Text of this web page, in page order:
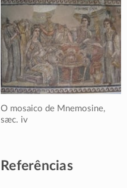
O mosaico de Mnemosine,
sæc. iv
Referências